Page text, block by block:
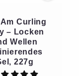
Curling
– Locken
Wellen
227g